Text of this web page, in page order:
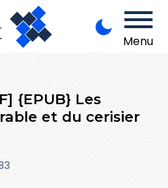
Menu
{EPUB} Les
et du cerisier